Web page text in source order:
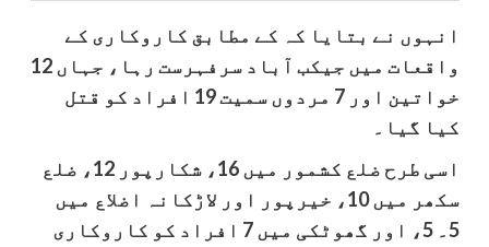
انہوں نے بتایا کہ کے مطابق کاروکاری کے
واقعات میں جیکب آباد سرفہرست رہا، جہاں 12
خواتین اور 7 مردوں سمیت 19 افراد کو قتل
کیا گیا۔
اسی طرح ضلع کشمور میں 16، شکارپور 12، ضلع
سکھر میں 10، خیرپور اور لاڑکانہ اضلاع میں
5۔ 5، اور گھوٹکی میں 7 افراد کو کاروکاری